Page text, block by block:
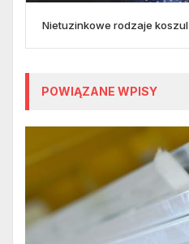
Nietuzinkowe rodzaje koszul
POWIĄZANE WPISY